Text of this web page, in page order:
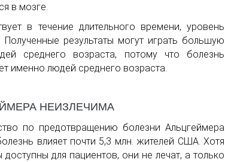
в мозге.
в течение длительного времени, уровень
Полученные результаты могут играть большую
среднего возраста, потому что болезнь
именно людей среднего возраста.
НЕИЗЛЕЧИМА
по предотвращению болезни Альцгеймера
влияет почти 5,3 млн. жителей США. Хотя
для пациентов, они не лечат, а только